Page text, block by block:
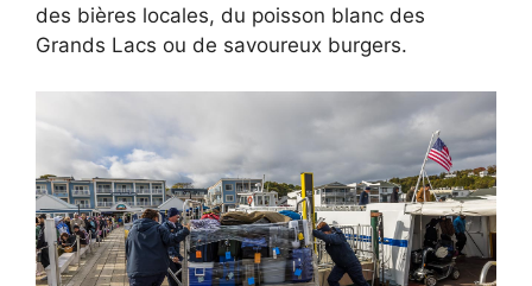
des bières locales, du poisson blanc des
Grands Lacs ou de savoureux burgers.